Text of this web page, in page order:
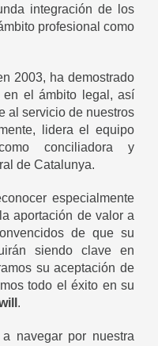
integración de los
profesional como
2003, ha demostrado
en el ámbito legal, así
al servicio de nuestros
lidera el equipo
conciliadora y
de Catalunya.
especialmente
aportación de valor a
de que su
siendo clave en
su aceptación de
todo el éxito en su
.
navegar por nuestra